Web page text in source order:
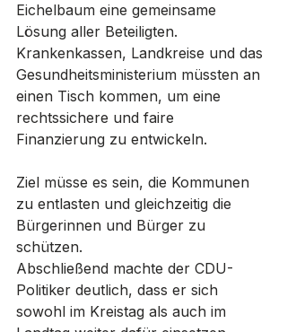
Eichelbaum eine gemeinsame
Lösung aller Beteiligten.
Krankenkassen, Landkreise und das
Gesundheitsministerium müssten an
einen Tisch kommen, um eine
rechtssichere und faire
Finanzierung zu entwickeln.
Ziel müsse es sein, die Kommunen
zu entlasten und gleichzeitig die
Bürgerinnen und Bürger zu
schützen.
Abschließend machte der CDU-
Politiker deutlich, dass er sich
sowohl im Kreistag als auch im